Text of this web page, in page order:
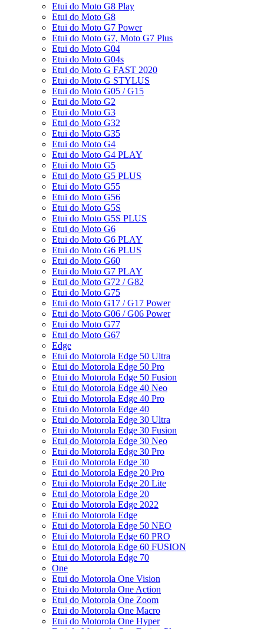
Etui do Moto G8 Play
Etui do Moto G8
Etui do Moto G7 Power
Etui do Moto G7, Moto G7 Plus
Etui do Moto G04
Etui do Moto G04s
Etui do Moto G FAST 2020
Etui do Moto G STYLUS
Etui do Moto G05 / G15
Etui do Moto G2
Etui do Moto G3
Etui do Moto G32
Etui do Moto G35
Etui do Moto G4
Etui do Moto G4 PLAY
Etui do Moto G5
Etui do Moto G5 PLUS
Etui do Moto G55
Etui do Moto G56
Etui do Moto G5S
Etui do Moto G5S PLUS
Etui do Moto G6
Etui do Moto G6 PLAY
Etui do Moto G6 PLUS
Etui do Moto G60
Etui do Moto G7 PLAY
Etui do Moto G72 / G82
Etui do Moto G75
Etui do Moto G17 / G17 Power
Etui do Moto G06 / G06 Power
Etui do Moto G77
Etui do Moto G67
Edge
Etui do Motorola Edge 50 Ultra
Etui do Motorola Edge 50 Pro
Etui do Motorola Edge 50 Fusion
Etui do Motorola Edge 40 Neo
Etui do Motorola Edge 40 Pro
Etui do Motorola Edge 40
Etui do Motorola Edge 30 Ultra
Etui do Motorola Edge 30 Fusion
Etui do Motorola Edge 30 Neo
Etui do Motorola Edge 30 Pro
Etui do Motorola Edge 30
Etui do Motorola Edge 20 Pro
Etui do Motorola Edge 20 Lite
Etui do Motorola Edge 20
Etui do Motorola Edge 2022
Etui do Motorola Edge
Etui do Motorola Edge 50 NEO
Etui do Motorola Edge 60 PRO
Etui do Motorola Edge 60 FUSION
Etui do Motorola Edge 70
One
Etui do Motorola One Vision
Etui do Motorola One Action
Etui do Motorola One Zoom
Etui do Motorola One Macro
Etui do Motorola One Hyper